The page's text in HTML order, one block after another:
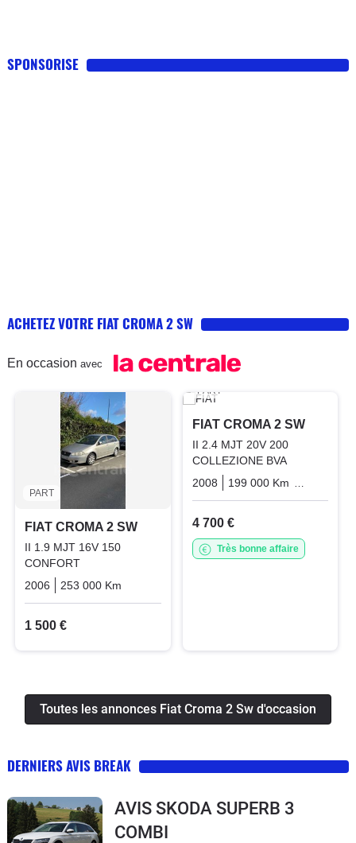
SPONSORISE
ACHETEZ VOTRE FIAT CROMA 2 SW
En occasion avec
PART
FIAT CROMA 2 SW
II 1.9 MJT 16V 150
CONFORT
2006
253 000 Km
1 500 €
PART
FIAT CROMA 2 SW
II 2.4 MJT 20V 200
COLLEZIONE BVA
2008
199 000 Km
4 700 €
Très bonne affaire
Toutes les annonces Fiat Croma 2 Sw d'occasion
DERNIERS AVIS BREAK
AVIS SKODA SUPERB 3
COMBI